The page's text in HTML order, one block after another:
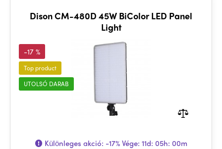
Dison CM-480D 45W BiColor LED Panel
Light
-17 %
Top product
UTOLSÓ DARAB
Különleges akció: -17%Vége: 11d: 05h: 00m